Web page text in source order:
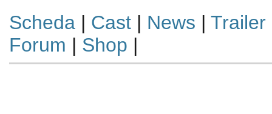
Scheda| Cast| News | Trailer
Forum | Shop |